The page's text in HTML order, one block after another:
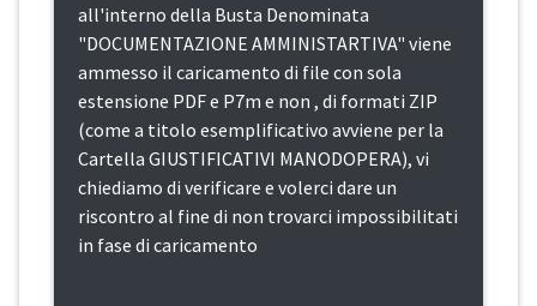
all'interno della Busta Denominata
"DOCUMENTAZIONE AMMINISTARTIVA" viene
ammesso il caricamento di file con sola
estensione PDF e P7m e non , di formati ZIP
(come a titolo esemplificativo avviene per la
Cartella GIUSTIFICATIVI MANODOPERA), vi
chiediamo di verificare e volerci dare un
riscontro al fine di non trovarci impossibilitati
in fase di caricamento